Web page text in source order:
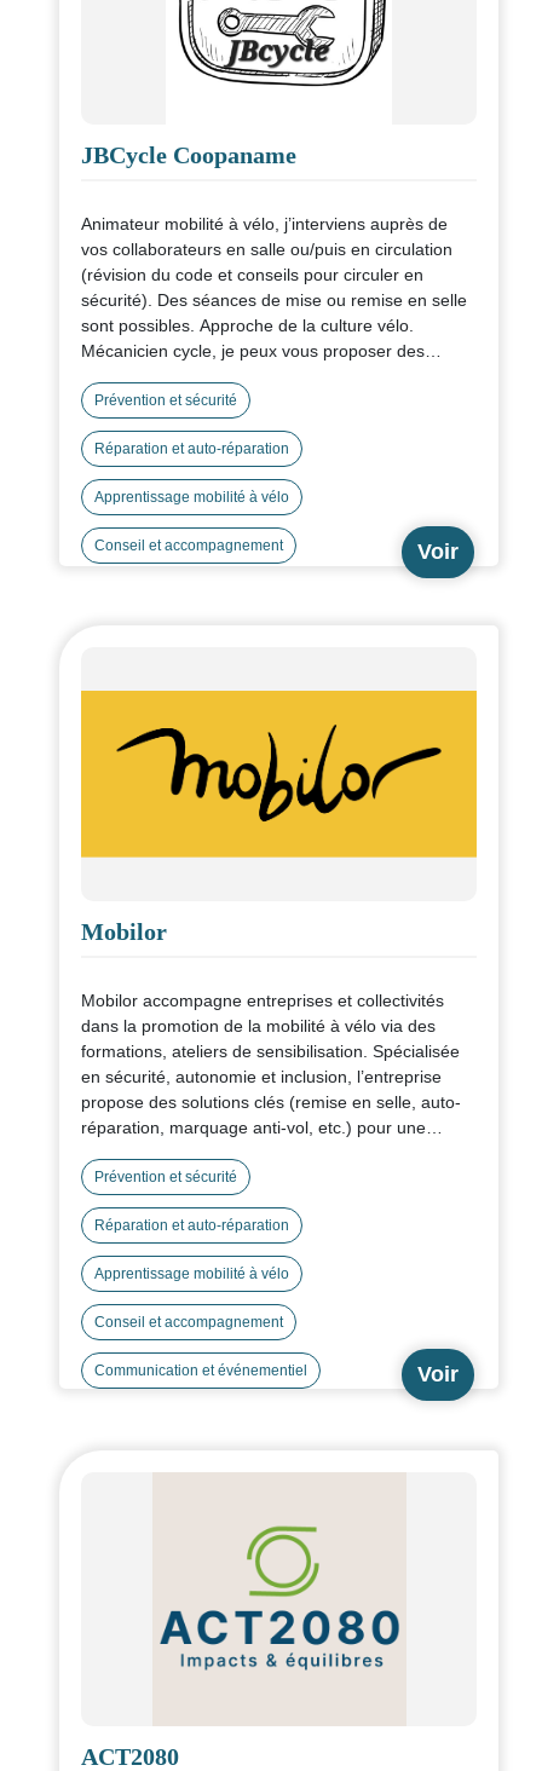
JBCycle Coopaname
Animateur mobilité à vélo, j’interviens auprès de
vos collaborateurs en salle ou/puis en circulation
(révision du code et conseils pour circuler en
sécurité). Des séances de mise ou remise en selle
sont possibles. Approche de la culture vélo.
Mécanicien cycle, je peux vous proposer des
employeur !
Prévention et sécurité
Réparation et auto-réparation
Apprentissage mobilité à vélo
Conseil et accompagnement Voir
Mobilor
Mobilor accompagne entreprises et collectivités
dans la promotion de la mobilité à vélo via des
formations, ateliers de sensibilisation. Spécialisée
en sécurité, autonomie et inclusion, l’entreprise
propose des solutions clés (remise en selle, auto-
réparation, marquage anti-vol, etc.) pour une
Prévention et sécurité
Réparation et auto-réparation
Apprentissage mobilité à vélo
Conseil et accompagnement
Communication et événementiel Voir
ACT2080